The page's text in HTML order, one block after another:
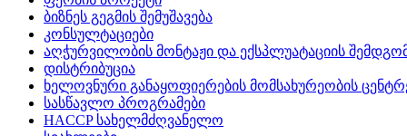
ბიზნეს გეგმის შემუშავება
კონსულტაციები
აღჭურვილობის მონტაჟი და ექსპლუატაციის
დისტრიბუცია
ხელოვნური განაყოფიერების მომსახურეობის
სასწავლო პროგრამები
HACCP სახელმძღვანელო